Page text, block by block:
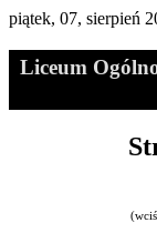
piątek, 07, sierpień
Liceum